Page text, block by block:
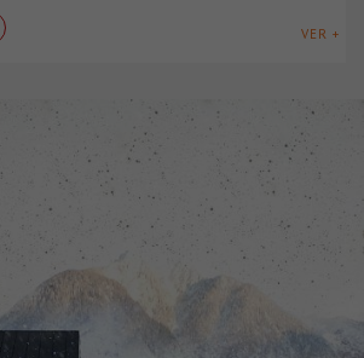
VER +